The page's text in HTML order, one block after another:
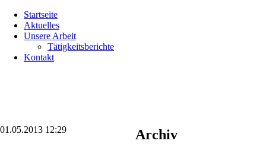
überspringen
Startseite
Aktuelles
Unsere Arbeit
Tätigkeitsberichte
Kontakt
01.05.2013 12:29 Archiv